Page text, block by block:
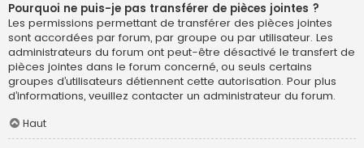
Pourquoi ne puis-je pas transférer de pièces jointes ?
Les permissions permettant de transférer des pièces jointes
sont accordées par forum, par groupe ou par utilisateur. Les
administrateurs du forum ont peut-être désactivé le transfert de
pièces jointes dans le forum concerné, ou seuls certains
groupes d’utilisateurs détiennent cette autorisation. Pour plus
d’informations, veuillez contacter un administrateur du forum.
Haut